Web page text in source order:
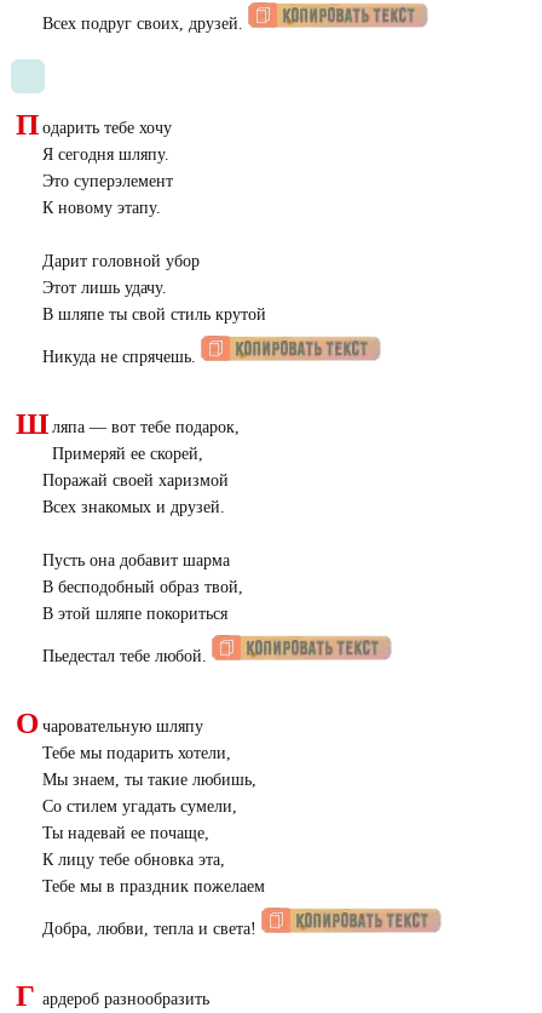
Всех подруг своих, друзей.
П одарить тебе хочу
Я сегодня шляпу.
Это суперэлемент
К новому этапу.
Дарит головной убор
Этот лишь удачу.
В шляпе ты свой стиль крутой
Никуда не спрячешь.
Ш ляпа — вот тебе подарок,
Примеряй ее скорей,
Поражай своей харизмой
Всех знакомых и друзей.
Пусть она добавит шарма
В бесподобный образ твой,
В этой шляпе покориться
Пьедестал тебе любой.
О чаровательную шляпу
Тебе мы подарить хотели,
Мы знаем, ты такие любишь,
Со стилем угадать сумели,
Ты надевай ее почаще,
К лицу тебе обновка эта,
Тебе мы в праздник пожелаем
Добра, любви, тепла и света!
Г ардероб разнообразить